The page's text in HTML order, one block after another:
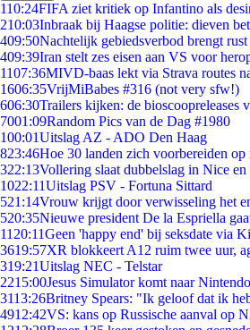
110:24FIFA ziet kritiek op Infantino als
210:03Inbraak bij Haagse politie: dieven
409:50Nachtelijk gebiedsverbod brengt
409:39Iran stelt zes eisen aan VS voor
1107:36MIVD-baas lekt via Strava routes
1606:35VrijMiBabes #316 (not very sfw!)
606:30Trailers kijken: de bioscoopreleases
7001:09Random Pics van de Dag #1980
100:01Uitslag AZ - ADO Den Haag
823:46Hoe 30 landen zich voorbereiden
322:13Vollering slaat dubbelslag in Nice en
1022:11Uitslag PSV - Fortuna Sittard
521:14Vrouw krijgt door verwisseling het
520:35Nieuwe president De la Espriella
11 20:11Geen 'happy end' bij seksdate via
3619:57XR blokkeert A12 ruim twee uur,
319:21Uitslag NEC - Telstar
2215:00Jesus Simulator komt naar
3113:26Britney Spears: "Ik geloof dat ik
4912:42VS: kans op Russische aanval op